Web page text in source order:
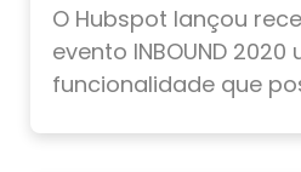
O Hubspot lançou
evento INBOUND
funcionalidade que